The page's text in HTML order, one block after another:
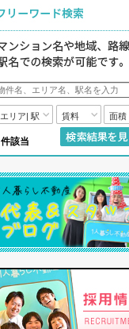
エリア| 駅 賃料 面積
件該当